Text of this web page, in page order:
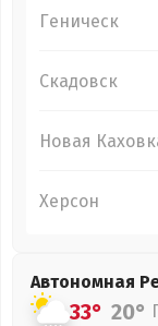
Геническ
Скадовск
Новая
Херсон
Автономная
33° 20°